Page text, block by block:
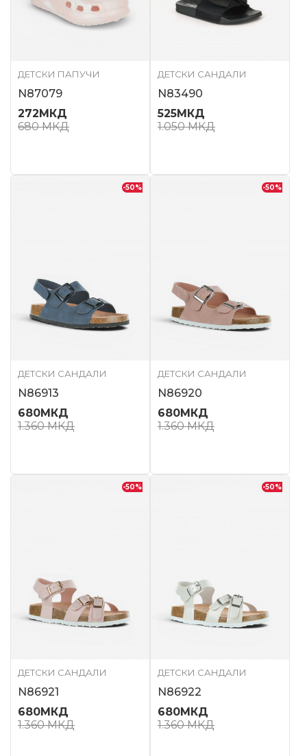
ДЕТСКИ ПАПУЧИ
N87079
272МКД
680МКД
ДЕТСКИ САНДАЛИ
N83490
525МКД
1.050МКД
-50%
ДЕТСКИ САНДАЛИ
N86913
680МКД
1.360МКД
-50%
ДЕТСКИ САНДАЛИ
N86920
680МКД
1.360МКД
-50%
ДЕТСКИ САНДАЛИ
N86921
680МКД
1.360МКД
-50%
ДЕТСКИ САНДАЛИ
N86922
680МКД
1.360МКД